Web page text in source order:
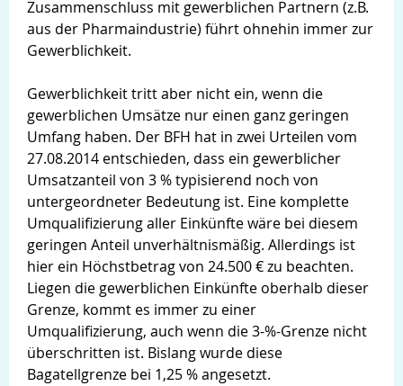
Zusammenschluss mit gewerblichen Partnern (z.B.
aus der Pharmaindustrie) führt ohnehin immer zur
Gewerblichkeit.
Gewerblichkeit tritt aber nicht ein, wenn die
gewerblichen Umsätze nur einen ganz geringen
Umfang haben. Der BFH hat in zwei Urteilen vom
27.08.2014 entschieden, dass ein gewerblicher
Umsatzanteil von 3 % typisierend noch von
untergeordneter Bedeutung ist. Eine komplette
Umqualifizierung aller Einkünfte wäre bei diesem
geringen Anteil unverhältnismäßig. Allerdings ist
hier ein Höchstbetrag von 24.500 € zu beachten.
Liegen die gewerblichen Einkünfte oberhalb dieser
Grenze, kommt es immer zu einer
Umqualifizierung, auch wenn die 3-%-Grenze nicht
überschritten ist. Bislang wurde diese
Bagatellgrenze bei 1,25 % angesetzt.